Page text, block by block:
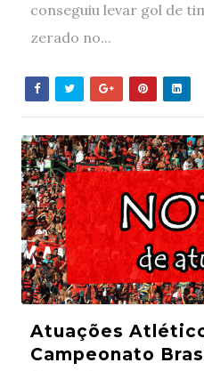
conseguiu levar gol de
zerado no...
Atuações
Campeonato